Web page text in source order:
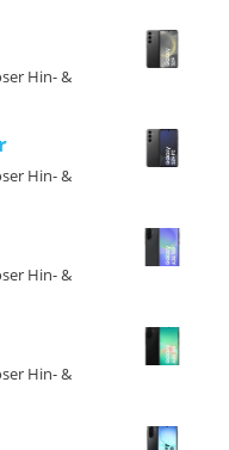
Hin- &
Hin- &
Hin- &
Hin- &